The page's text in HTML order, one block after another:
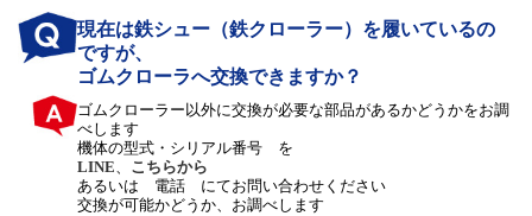
現在は鉄シュー（鉄クローラー）を履いているの
ですが、
ゴムクローラへ交換できますか？
ゴムクローラー以外に交換が必要な部品があるかどうかをお調
べします
機体の型式・シリアル番号 を
LINE、 こちらから
あるいは 電話 にてお問い合わせください
交換が可能かどうか、お調べします